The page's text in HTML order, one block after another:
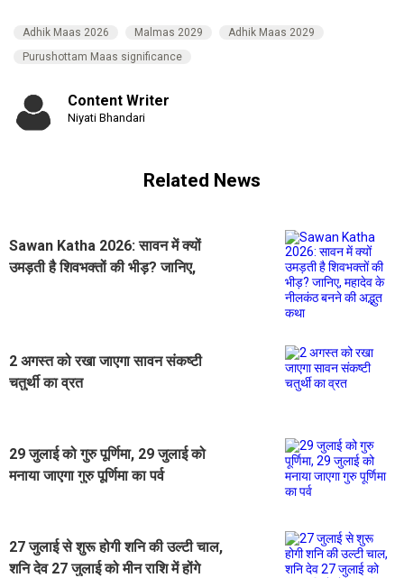
Adhik Maas 2026 Malmas 2029
Adhik Maas 2029
Purushottam Maas significance
Content Writer
Niyati Bhandari
Related News
Sawan Katha 2026: सावन में क्यों
उमड़ती है शिवभक्तों की भीड़? जानिए,
2 अगस्त को रखा जाएगा सावन संकष्टी
चतुर्थी का व्रत
29 जुलाई को गुरु पूर्णिमा, 29 जुलाई को
मनाया जाएगा गुरु पूर्णिमा का पर्व
27 जुलाई से शुरू होगी शनि की उल्टी चाल,
शनि देव 27 जुलाई को मीन राशि में होंगे